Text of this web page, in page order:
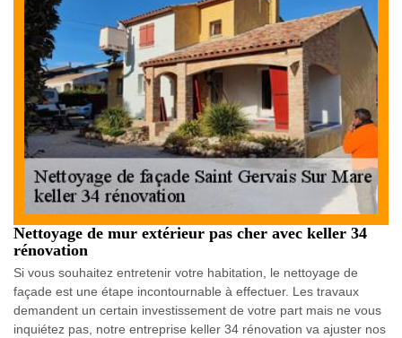
Nettoyage de mur extérieur pas cher avec keller 34
rénovation
Si vous souhaitez entretenir votre habitation, le nettoyage de
façade est une étape incontournable à effectuer. Les travaux
demandent un certain investissement de votre part mais ne vous
inquiétez pas, notre entreprise keller 34 rénovation va ajuster nos